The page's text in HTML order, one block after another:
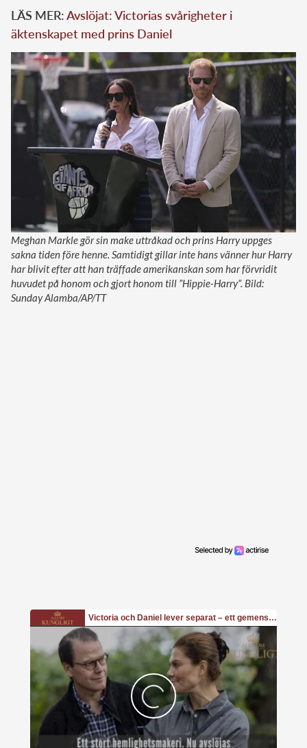
LÄS MER:Avslöjat: Victorias svårigheter i
äktenskapet med prins Daniel
Meghan Markle gör sin make uttråkad och prins Harry uppges
sakna tiden före henne. Samtidigt gillar inte hans vänner hur Harry
har blivit efter att han träffade amerikanskan som har förvridit
huvudet på honom och gjort honom till ”Hippie-Harry”. Bild:
Sunday Alamba/AP/TT